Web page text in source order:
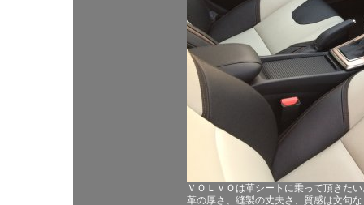
ＶＯＬＶＯは革シートに乗って頂きた
革の厚さ、縫製の丈夫さ、質感は文句